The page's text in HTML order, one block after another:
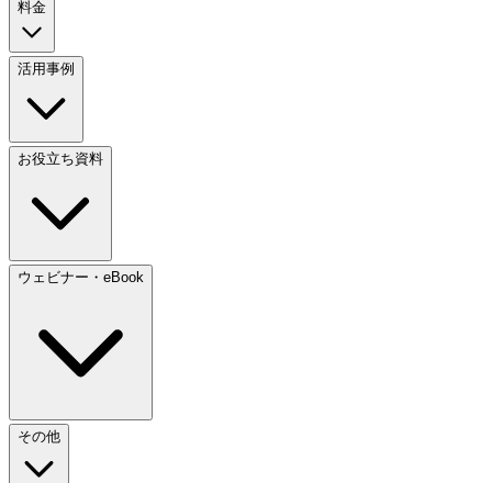
料金
活用事例
お役立ち資料
ウェビナー・eBook
その他